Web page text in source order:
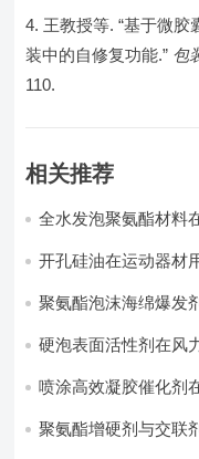
王教授等. “基于微
装中的自修复功能.” 包
110.
相关推荐
全水发泡聚氨酯材料
开孔硅油在运动器材
聚氨酯泡沫海绵爆发
硬泡表面活性剂在风
喷涂高效凝胶催化剂
聚氨酯增硬剂与交联